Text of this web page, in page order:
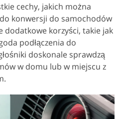
cechy, jakich można
konwersji do samochodów
dodatkowe korzyści, takie jak
podłączenia do
doskonale sprawdzą
w domu lub w miejscu z